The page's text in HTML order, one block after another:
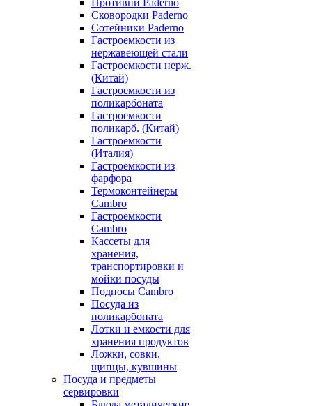
Сковородки Paderno
Сотейники Paderno
Гастроемкости из
нержавеющей стали
Гастроемкости нерж.
(Китай)
Гастроемкости из
поликарбоната
Гастроемкости
поликарб. (Китай)
Гастроемкости
(Италия)
Гастроемкости из
фарфора
Термоконтейнеры
Cambro
Гастроемкости
Cambro
Кассеты для
хранения,
транспортировки и
мойки посуды
Подносы Cambro
Посуда из
поликарбоната
Лотки и емкости для
хранения продуктов
Ложки, совки,
щипцы, кувшины
Посуда и предметы
сервировки